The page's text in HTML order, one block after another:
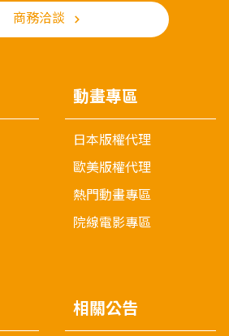
商務洽談
動畫專區
日本版權代理
歐美版權代理
熱門動畫專區
院線電影專區
相關公告